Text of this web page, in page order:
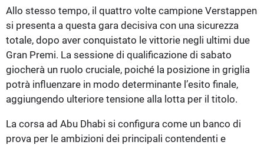
Allo stesso tempo, il quattro volte campione Verstappen
si presenta a questa gara decisiva con una sicurezza
totale, dopo aver conquistato le vittorie negli ultimi due
Gran Premi. La sessione di qualificazione di sabato
giocherà un ruolo cruciale, poiché la posizione in griglia
potrà influenzare in modo determinante l’esito finale,
aggiungendo ulteriore tensione alla lotta per il titolo.
La corsa ad Abu Dhabi si configura come un banco di
prova per le ambizioni dei principali contendenti e